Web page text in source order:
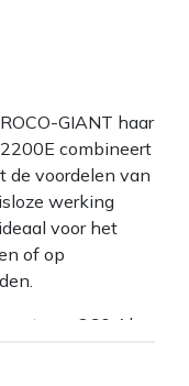
GIANT haar
combineert
de voordelen van
werking
voor het
of op
een 260 Ah,
waar